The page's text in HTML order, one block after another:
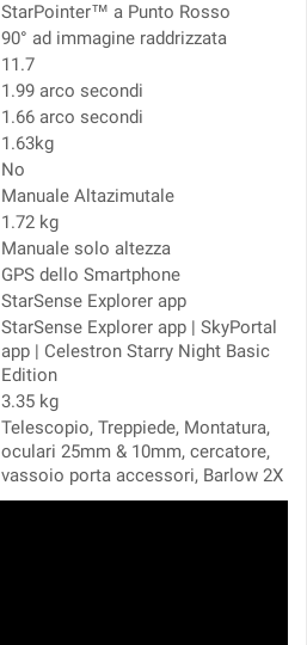
StarPointer™ a Punto Rosso
90° ad immagine raddrizzata
11.7
1.99 arco secondi
1.66 arco secondi
1.63kg
No
Manuale Altazimutale
1.72 kg
Manuale solo altezza
GPS dello Smartphone
StarSense Explorer app
StarSense Explorer app | SkyPortal
app | Celestron Starry Night Basic
Edition
3.35 kg
Telescopio, Treppiede, Montatura,
oculari 25mm & 10mm, cercatore,
vassoio porta accessori, Barlow 2X